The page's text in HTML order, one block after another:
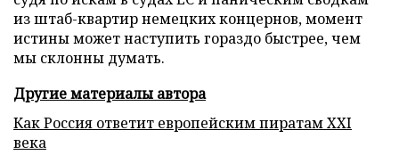
из штаб-квартир немецких концернов, момент
истины может наступить гораздо быстрее, чем
мы склонны думать.
Другие материалы автора
Как Россия ответит европейским пиратам XXI
века